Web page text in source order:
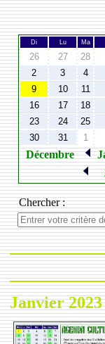
Di Lu Ma
26 27 28
2
3 4
9
10 11
16
17 18
23
24 25
30
31 1
Décembre
Chercher :
Janvier 2023